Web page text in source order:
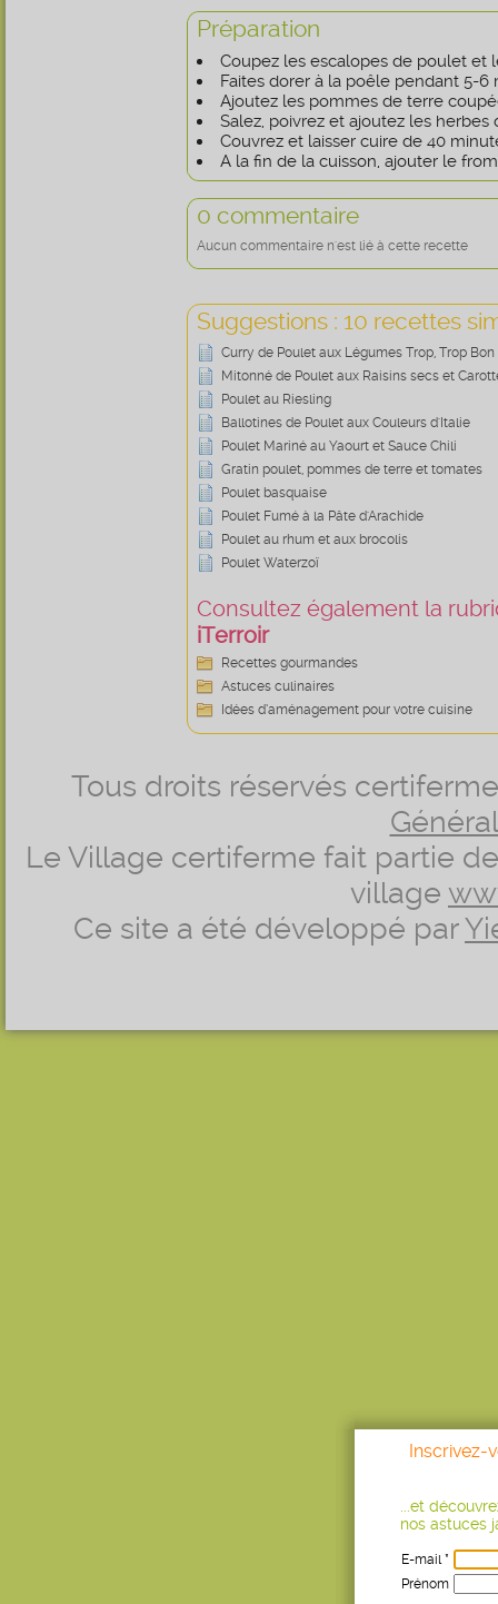
Préparation
Coupez les escalopes de poulet et
Faites dorer à la poêle pendant 5-6
Ajoutez les pommes de terre
Salez, poivrez et ajoutez les herbes
Couvrez et laisser cuire de 40
A la fin de la cuisson, ajouter le
0 commentaire
Aucun commentaire n'est lié à cette recette
Suggestions : 10 recettes
Curry de Poulet aux Légumes Trop, Trop Bon
Mitonné de Poulet aux Raisins secs et
Poulet au Riesling
Ballotines de Poulet aux Couleurs d'Italie
Poulet Mariné au Yaourt et Sauce Chili
Gratin poulet, pommes de terre et tomates
Poulet basquaise
Poulet Fumé à la Pâte d'Arachide
Poulet au rhum et aux brocolis
Poulet Waterzoï
Consultez également la
iTerroir
Recettes gourmandes
Astuces culinaires
Idées d’aménagement pour votre cuisine
Tous droits réservés
Le Village certiferme fait partie
village
Ce site a été développé par
Inscrivez-
...et
nos astuces
E-mail *
Prénom